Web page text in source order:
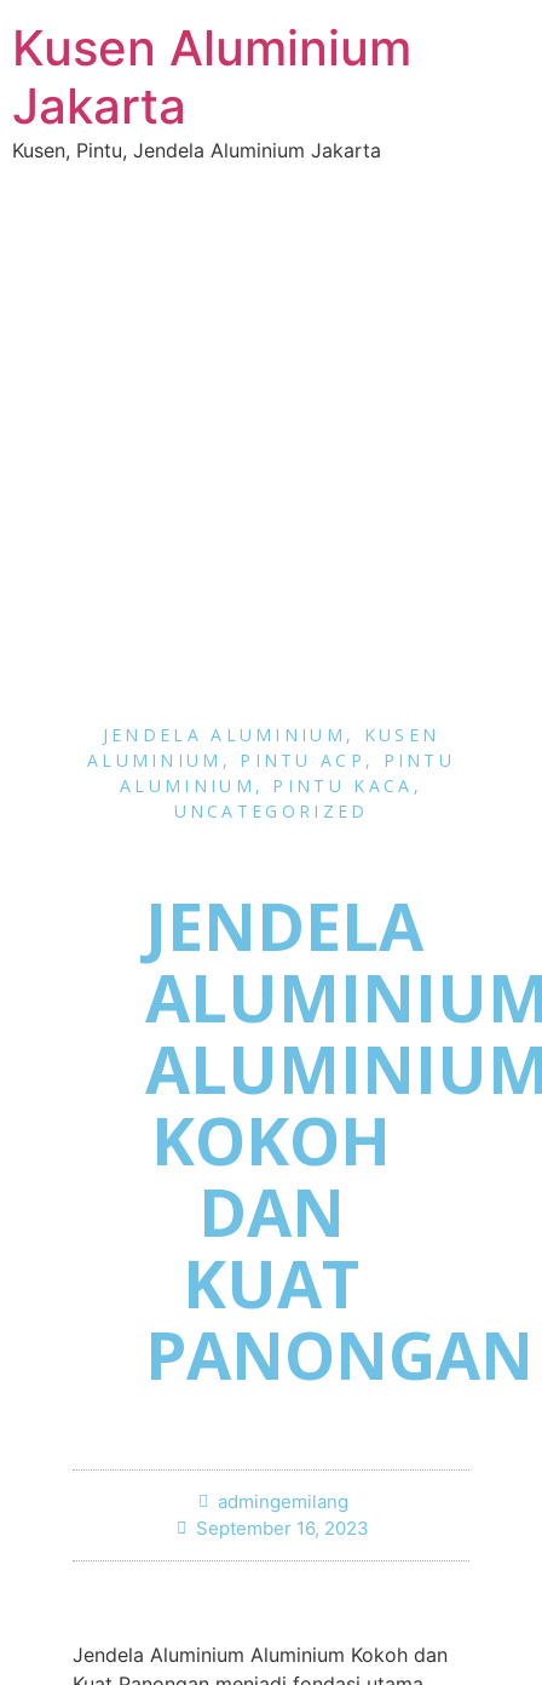
Kusen Aluminium
Jakarta
Kusen, Pintu, Jendela Aluminium Jakarta
JENDELA ALUMINIUM , KUSEN
ALUMINIUM , PINTU ACP , PINTU
ALUMINIUM , PINTU KACA ,
UNCATEGORIZED
JENDELA
KOKOH
DAN
KUAT
PANONGAN
admingemilang
September 16, 2023
Jendela Aluminium Aluminium Kokoh dan